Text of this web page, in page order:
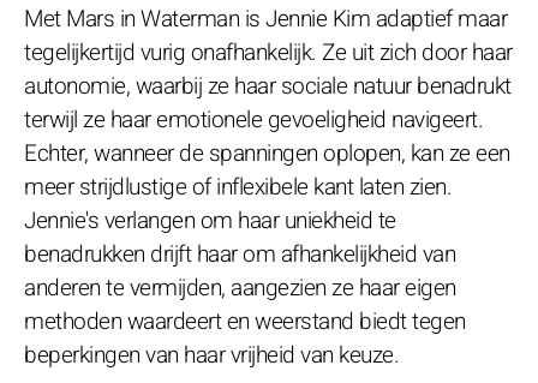
Met Mars in Waterman is Jennie Kim adaptief maar
tegelijkertijd vurig onafhankelijk. Ze uit zich door haar
autonomie, waarbij ze haar sociale natuur benadrukt
terwijl ze haar emotionele gevoeligheid navigeert.
Echter, wanneer de spanningen oplopen, kan ze een
meer strijdlustige of inflexibele kant laten zien.
Jennie's verlangen om haar uniekheid te
benadrukken drijft haar om afhankelijkheid van
anderen te vermijden, aangezien ze haar eigen
methoden waardeert en weerstand biedt tegen
beperkingen van haar vrijheid van keuze.